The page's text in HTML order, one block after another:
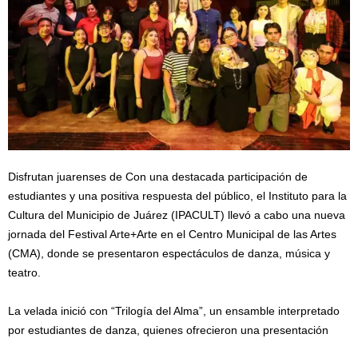
Disfrutan juarenses de Con una destacada participación de
estudiantes y una positiva respuesta del público, el Instituto para la
Cultura del Municipio de Juárez (IPACULT) llevó a cabo una nueva
jornada del Festival Arte+Arte en el Centro Municipal de las Artes
(CMA), donde se presentaron espectáculos de danza, música y
teatro.
La velada inició con “Trilogía del Alma”, un ensamble interpretado
por estudiantes de danza, quienes ofrecieron una presentación